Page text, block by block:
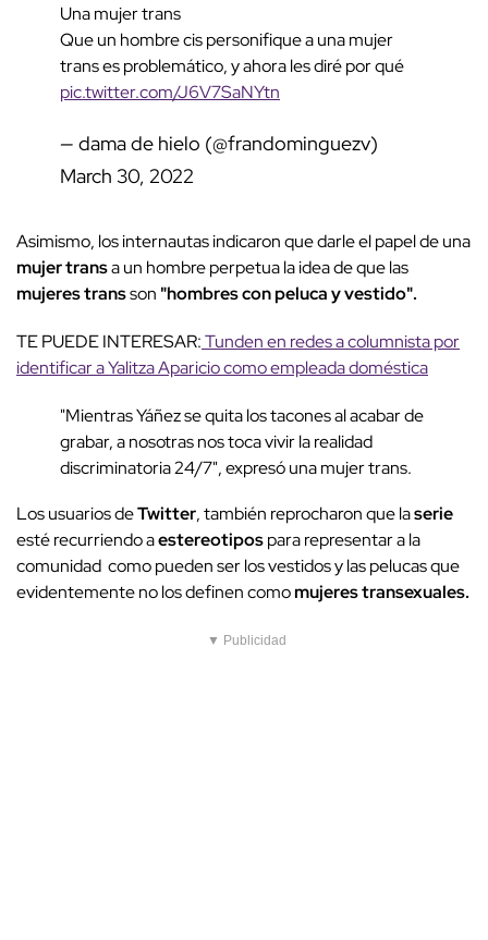
Una mujer trans
Que un hombre cis personifique a una mujer
trans es problemático, y ahora les diré por qué
pic.twitter.com/J6V7SaNYtn
— dama de hielo (@frandominguezv)
March 30, 2022
Asimismo, los internautas indicaron que darle el papel de una
mujer transa un hombre perpetua la idea de que las
mujeres transson "hombres con peluca y vestido".
TE PUEDE INTERESAR:Tunden en redes a columnista por
identificar a Yalitza Aparicio como empleada doméstica
"Mientras Yáñez se quita los tacones al acabar de
grabar, a nosotras nos toca vivir la realidad
discriminatoria 24/7", expresó una mujer trans.
Los usuarios deTwitter, también reprocharon que laserie
esté recurriendo aestereotipospara representar a la
comunidad como pueden ser los vestidos y las pelucas que
evidentemente no los definen comomujeres transexuales.
▼ Publicidad